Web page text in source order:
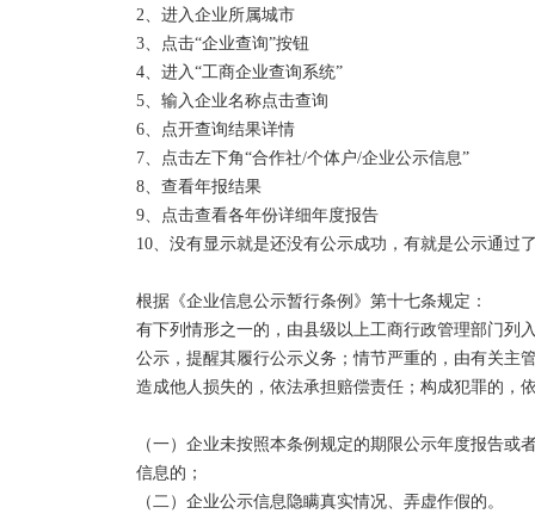
4、因公示企业信息隐瞒真实情况、弄虚作假的；列入
2、进入企业所属城市
3、点击“企业查询”按钮
4、进入“工商企业查询系统”
5、输入企业名称点击查询
6、点开查询结果详情
7、点击左下角“合作社/个体户/企业公示信息”
8、查看年报结果
9、点击查看各年份详细年度报告
10、没有显示就是还没有公示成功，有就是公示通过
根据《企业信息公示暂行条例》第十七条规定：
有下列情形之一的，由县级以上工商行政管理部门列
公示，提醒其履行公示义务；情节严重的，由有关主
造成他人损失的，依法承担赔偿责任；构成犯罪的，
（一）企业未按照本条例规定的期限公示年度报告
信息的；
（二）企业公示信息隐瞒真实情况、弄虚作假的。